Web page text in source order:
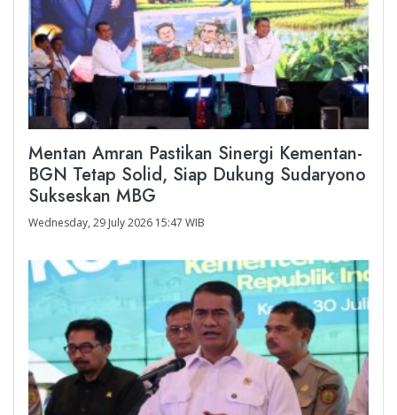
Mentan Amran Pastikan Sinergi Kementan-
BGN Tetap Solid, Siap Dukung Sudaryono
Sukseskan MBG
Wednesday, 29 July 2026 15:47 WIB